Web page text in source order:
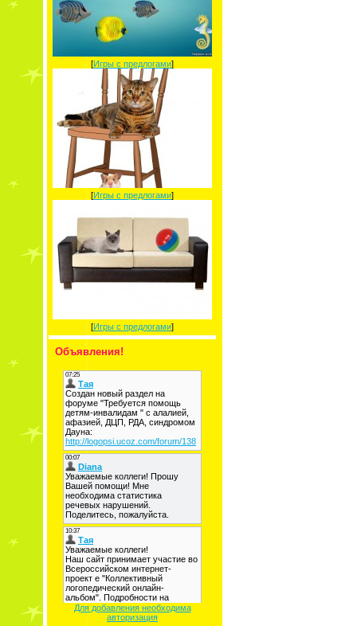
[Игры с предлогами]
[Игры с предлогами]
[Игры с предлогами]
Объявления!
Для добавления необходима
авторизация